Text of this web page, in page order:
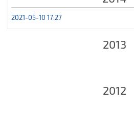
2013
2012
2021-05-10 17:27